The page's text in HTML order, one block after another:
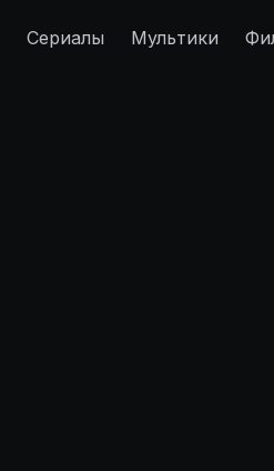
Сериалы Мультики